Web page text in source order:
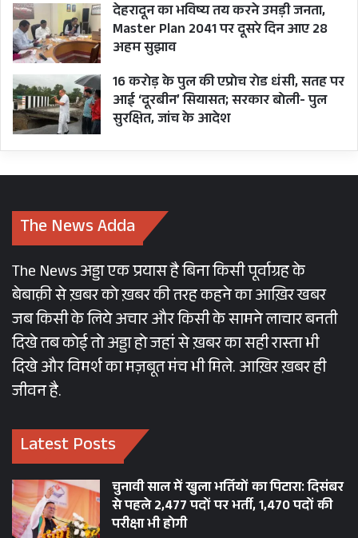
देहरादून का भविष्य तय करने उमड़ी जनता,
Master Plan 2041 पर दूसरे दिन आए 28
अहम सुझाव
16 करोड़ के पुल की एप्रोच रोड धंसी, सतह पर
आई ‘दूरबीन’ सियासत; सरकार बोली- पुल
सुरक्षित, जांच के आदेश
The News Adda
The News अड्डा एक प्रयास है बिना किसी पूर्वाग्रह के
बेबाक़ी से ख़बर को ख़बर की तरह कहने का आख़िर खबर
जब किसी के लिये अचार और किसी के सामने लाचार बनती
दिखे तब कोई तो अड्डा हो जहां से ख़बर का सही रास्ता भी
दिखे और विमर्श का मज़बूत मंच भी मिले. आख़िर ख़बर ही
जीवन है.
Latest Posts
चुनावी साल में खुला भर्तियों का पिटारा: दिसंबर
से पहले 2,477 पदों पर भर्ती, 1,470 पदों की
परीक्षा भी होगी